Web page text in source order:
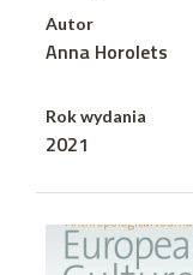
Autor
Anna Horolets
Rok wydania
2021